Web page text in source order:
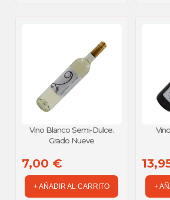
Vino Blanco Semi-Dulce.
Grado Nueve
7,00 €
+ AÑADIR AL CARRITO +